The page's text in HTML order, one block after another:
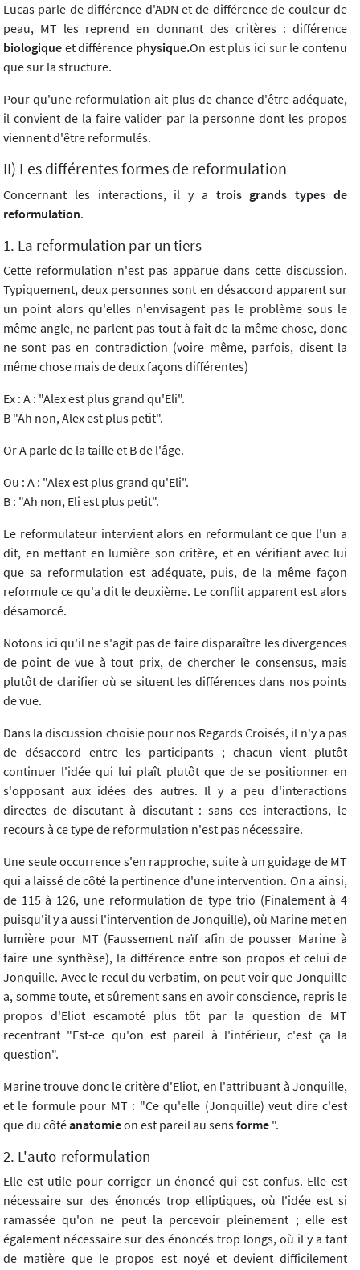
Lucas parle de différence d'ADN et de différence de couleur de
peau, MT les reprend en donnant des critères : différence
biologique et différence physique.On est plus ici sur le contenu
que sur la structure.
Pour qu'une reformulation ait plus de chance d'être adéquate,
il convient de la faire valider par la personne dont les propos
viennent d'être reformulés.
II) Les différentes formes de reformulation
Concernant les interactions, il y a trois grands types de
reformulation.
1. La reformulation par un tiers
Cette reformulation n'est pas apparue dans cette discussion.
Typiquement, deux personnes sont en désaccord apparent sur
un point alors qu'elles n'envisagent pas le problème sous le
même angle, ne parlent pas tout à fait de la même chose, donc
ne sont pas en contradiction (voire même, parfois, disent la
même chose mais de deux façons différentes)
Ex : A : "Alex est plus grand qu'Eli".
B "Ah non, Alex est plus petit".
Or A parle de la taille et B de l'âge.
Ou : A : "Alex est plus grand qu'Eli".
B : "Ah non, Eli est plus petit".
Le reformulateur intervient alors en reformulant ce que l'un a
dit, en mettant en lumière son critère, et en vérifiant avec lui
que sa reformulation est adéquate, puis, de la même façon
reformule ce qu'a dit le deuxième. Le conflit apparent est alors
désamorcé.
Notons ici qu'il ne s'agit pas de faire disparaître les divergences
de point de vue à tout prix, de chercher le consensus, mais
plutôt de clarifier où se situent les différences dans nos points
de vue.
Dans la discussion choisie pour nos Regards Croisés, il n'y a pas
de désaccord entre les participants ; chacun vient plutôt
continuer l'idée qui lui plaît plutôt que de se positionner en
s'opposant aux idées des autres. Il y a peu d'interactions
directes de discutant à discutant : sans ces interactions, le
recours à ce type de reformulation n'est pas nécessaire.
Une seule occurrence s'en rapproche, suite à un guidage de MT
qui a laissé de côté la pertinence d'une intervention. On a ainsi,
de 115 à 126, une reformulation de type trio (Finalement à 4
puisqu'il y a aussi l'intervention de Jonquille), où Marine met en
lumière pour MT (Faussement naïf afin de pousser Marine à
faire une synthèse), la différence entre son propos et celui de
Jonquille. Avec le recul du verbatim, on peut voir que Jonquille
a, somme toute, et sûrement sans en avoir conscience, repris le
propos d'Eliot escamoté plus tôt par la question de MT
recentrant "Est-ce qu'on est pareil à l'intérieur, c'est ça la
question".
Marine trouve donc le critère d'Eliot, en l'attribuant à Jonquille,
et le formule pour MT : "Ce qu'elle (Jonquille) veut dire c'est
que du côtéanatomieon est pareil au sensforme ".
2. L'auto-reformulation
Elle est utile pour corriger un énoncé qui est confus. Elle est
nécessaire sur des énoncés trop elliptiques, où l'idée est si
ramassée qu'on ne peut la percevoir pleinement ; elle est
également nécessaire sur des énoncés trop longs, où il y a tant
de matière que le propos est noyé et devient difficilement